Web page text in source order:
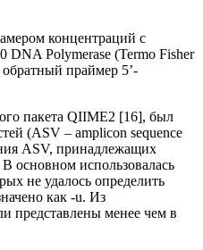
концентраций с
Polymerase (Termo Fisher
праймер 5’-
пакета QIIME2 [16], был
(ASV – amplicon sequence
ASV, принадлежащих
основном использовалась
не удалось определить
как -u. Из
представлены менее чем в